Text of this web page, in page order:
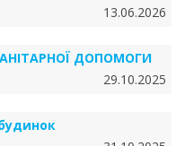
13.06.2026
ДОПОМОГИ
29.10.2025